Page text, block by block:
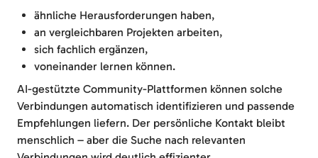
ähnliche Herausforderungen haben,
an vergleichbaren Projekten arbeiten,
sich fachlich ergänzen,
voneinander lernen können.
AI-gestützte Community-Plattformen können solche
Verbindungen automatisch identifizieren und passende
Empfehlungen liefern. Der persönliche Kontakt bleibt
menschlich – aber die Suche nach relevanten